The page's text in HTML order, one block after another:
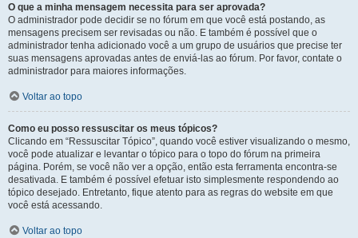
O que a minha mensagem necessita para ser aprovada?
O administrador pode decidir se no fórum em que você está postando, as
mensagens precisem ser revisadas ou não. E também é possível que o
administrador tenha adicionado você a um grupo de usuários que precise ter
suas mensagens aprovadas antes de enviá-las ao fórum. Por favor, contate o
administrador para maiores informações.
Voltar ao topo
Como eu posso ressuscitar os meus tópicos?
Clicando em “Ressuscitar Tópico”, quando você estiver visualizando o mesmo,
você pode atualizar e levantar o tópico para o topo do fórum na primeira
página. Porém, se você não ver a opção, então esta ferramenta encontra-se
desativada. E também é possível efetuar isto simplesmente respondendo ao
tópico desejado. Entretanto, fique atento para as regras do website em que
você está acessando.
Voltar ao topo